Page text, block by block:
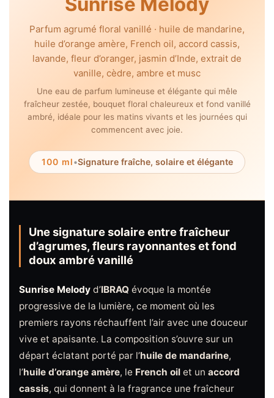
Parfum agrumé floral vanillé · huile de mandarine,
huile d’orange amère, French oil, accord cassis,
lavande, fleur d’oranger, jasmin d’Inde, extrait de
vanille, cèdre, ambre et musc
Une eau de parfum lumineuse et élégante qui mêle
fraîcheur zestée, bouquet floral chaleureux et fond vanillé
ambré, idéale pour les matins vivants et les journées qui
commencent avec joie.
100 ml•Signature fraîche, solaire et élégante
Une signature solaire entre fraîcheur
d’agrumes, fleurs rayonnantes et fond
doux ambré vanillé
Sunrise Melody d’IBRAQ évoque la montée
progressive de la lumière, ce moment où les
premiers rayons réchauffent l’air avec une douceur
vive et apaisante. La composition s’ouvre sur un
départ éclatant porté par l’huile de mandarine,
l’huile d’orange amère, le French oil et un accord
cassis, qui donnent à la fragrance une fraîcheur